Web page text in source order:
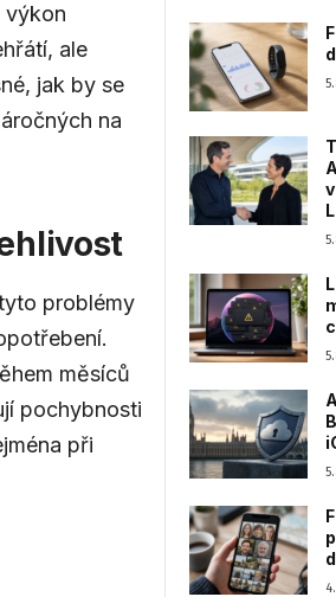
výkon
ale
jak by se
na
problémy
měsíců
pochybnosti
při